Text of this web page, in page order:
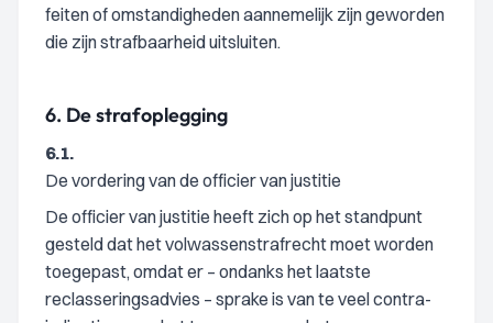
feiten of omstandigheden aannemelijk zijn geworden
die zijn strafbaarheid uitsluiten.
6. De strafoplegging
6.1.
De vordering van de officier van justitie
De officier van justitie heeft zich op het standpunt
gesteld dat het volwassenstrafrecht moet worden
toegepast, omdat er – ondanks het laatste
reclasseringsadvies – sprake is van te veel contra-